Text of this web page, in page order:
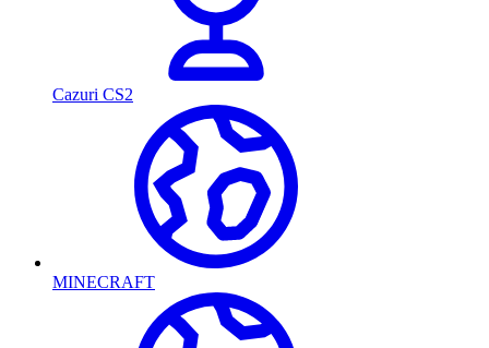
Cazuri CS2
MINECRAFT